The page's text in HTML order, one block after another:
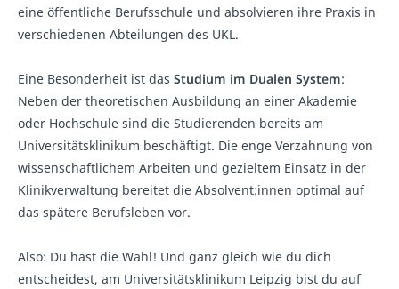
eine öffentliche Berufsschule und absolvieren ihre Praxis in
verschiedenen Abteilungen des UKL.
Eine Besonderheit ist das Studium im Dualen System:
Neben der theoretischen Ausbildung an einer Akademie
oder Hochschule sind die Studierenden bereits am
Universitätsklinikum beschäftigt. Die enge Verzahnung von
wissenschaftlichem Arbeiten und gezieltem Einsatz in der
Klinikverwaltung bereitet die Absolvent:innen optimal auf
das spätere Berufsleben vor.
Also: Du hast die Wahl! Und ganz gleich wie du dich
entscheidest, am Universitätsklinikum Leipzig bist du auf